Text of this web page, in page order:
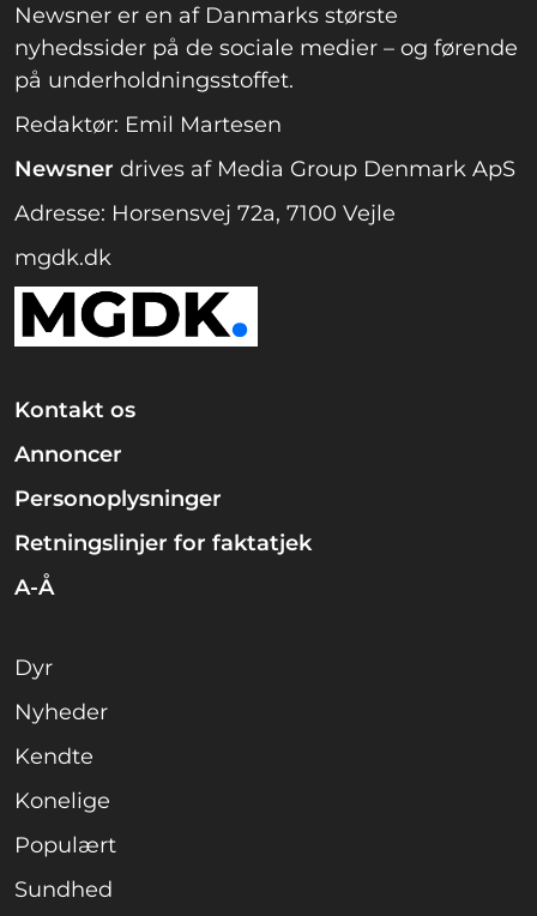
Newsner er en af Danmarks største
nyhedssider på de sociale medier – og førende
på underholdningsstoffet.
Redaktør: Emil Martesen
Newsner drives af Media Group Denmark ApS
Adresse: Horsensvej 72a, 7100 Vejle
mgdk.dk
Kontakt os
Annoncer
Personoplysninger
Retningslinjer for faktatjek
A-Å
Dyr
Nyheder
Kendte
Konelige
Populært
Sundhed